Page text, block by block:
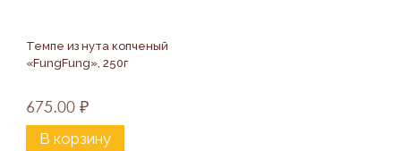
Темпе из нута копченый
«FungFung», 250г
675.00 ₽
В корзину